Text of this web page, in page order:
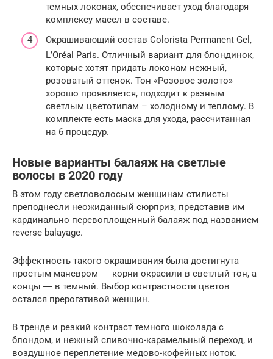
темных локонах, обеспечивает уход благодаря
комплексу масел в составе.
Окрашивающий состав Colorista Permanent Gel,
L’Oréal Paris. Отличный вариант для блондинок,
которые хотят придать локонам нежный,
розоватый оттенок. Тон «Розовое золото»
хорошо проявляется, подходит к разным
светлым цветотипам – холодному и теплому. В
комплекте есть маска для ухода, рассчитанная
на 6 процедур.
Новые варианты балаяж на светлые
волосы в 2020 году
В этом году светловолосым женщинам стилисты
преподнесли неожиданный сюрприз, представив им
кардинально перевоплощенный балаяж под названием
reverse balayage.
Эффектность такого окрашивания была достигнута
простым маневром ― корни окрасили в светлый тон, а
концы ― в темный. Выбор контрастности цветов
остался прерогативой женщин.
В тренде и резкий контраст темного шоколада с
блондом, и нежный сливочно-карамельный переход, и
воздушное переплетение медово-кофейных ноток.